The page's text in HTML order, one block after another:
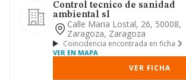
Control tecnico de sanidad
ambiental sl
Calle Maria Lostal, 26, 50008,
Zaragoza, Zaragoza
Coincidencia encontrada en ficha
VER EN MAPA
VER FICHA